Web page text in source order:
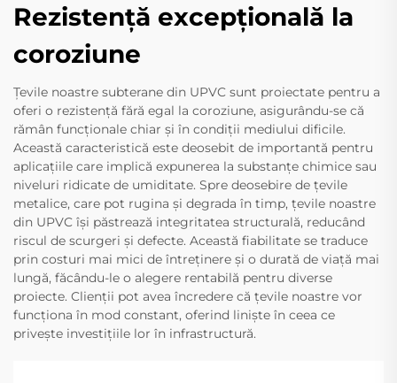
Rezistență excepțională la
coroziune
Țevile noastre subterane din UPVC sunt proiectate pentru a
oferi o rezistență fără egal la coroziune, asigurându-se că
rămân funcționale chiar și în condiții mediului dificile.
Această caracteristică este deosebit de importantă pentru
aplicațiile care implică expunerea la substanțe chimice sau
niveluri ridicate de umiditate. Spre deosebire de țevile
metalice, care pot rugina și degrada în timp, țevile noastre
din UPVC își păstrează integritatea structurală, reducând
riscul de scurgeri și defecte. Această fiabilitate se traduce
prin costuri mai mici de întreținere și o durată de viață mai
lungă, făcându-le o alegere rentabilă pentru diverse
proiecte. Clienții pot avea încredere că țevile noastre vor
funcționa în mod constant, oferind liniște în ceea ce
privește investițiile lor în infrastructură.